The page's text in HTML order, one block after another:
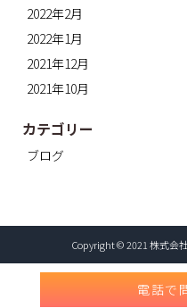
2022年2月
2022年1月
2021年12月
2021年10月
カテゴリー
ブログ
電話で
Copyright © 2021 株式会